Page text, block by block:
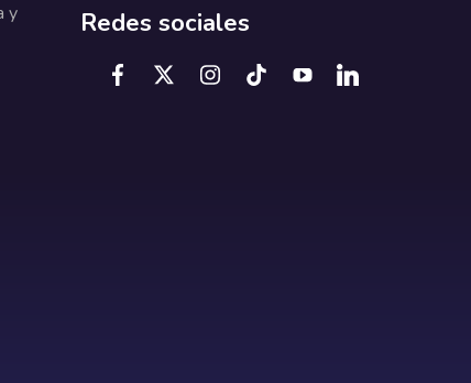
y
Redes sociales